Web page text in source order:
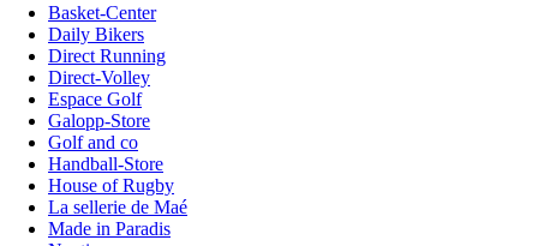
Basket-Center
Daily Bikers
Direct Running
Direct-Volley
Espace Golf
Galopp-Store
Golf and co
Handball-Store
House of Rugby
La sellerie de Maé
Made in Paradis